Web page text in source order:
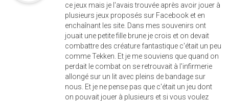
ce jeux mais je l'avais trouvée après avoir jouer à
plusieurs jeux proposés sur Facebook et en
enchaînant les site. Dans mes souvenirs ont
jouait une petite fille brune je crois et on devait
combattre des créature fantastique c'était un peu
comme Tekken. Et je me souviens que quand on
perdait le combat on se retrouvait à l'infirmerie
allongé sur un lit avec pleins de bandage sur
nous. Et je ne pense pas que c'était un jeu dont
on pouvait jouer à plusieurs et si vous voulez